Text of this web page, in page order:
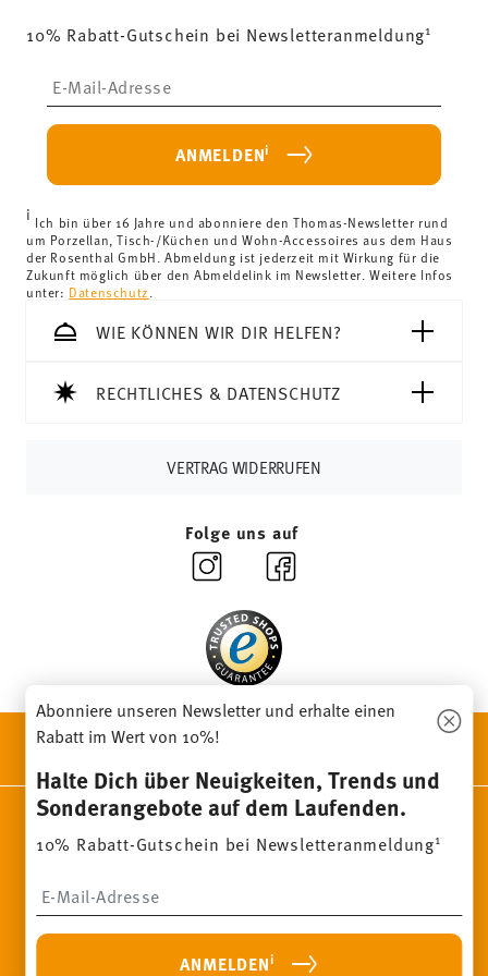
(ausgenommen Lieferungen ins Vereinigte Königreich)
Lieferkosten unter 69,90 €:
weniger als 69,90 € beträgt, fallen Versandkosten an. Für
Deutschland betragen diese 4,90 €. Für alle anderen
Länder können Sie die Lieferkostenhier einsehen
Vereinigtes Königreich:Für Lieferungen ins Vereinigte
Königreich liegt der Mindestbestellwert bei £135, die
Lieferung erfolgt versandkostenfrei.
Schweiz:Lieferungen in die Schweiz sind ab 69,90 CHF
versandkostenfrei. Unter einem Bestellwert von 69,90
CHF liegen die Versandkosten bei 36,90 CHF.
sobald Ihr Paket auf die Reise geht.
Lieferzeit innerhalb Deutschlands:3-5 Werktage für
hier einsehen.
10% Rabatt-Gutschein bei Newsletteranmeldung1
ANMELDENi
i Ich bin über 16 Jahre und abonniere den Thomas-Newsletter rund
um Porzellan, Tisch-/Küchen und Wohn-Accessoires aus dem Haus
der Rosenthal GmbH. Abmeldung ist jederzeit mit Wirkung für die
Zukunft möglich über den Abmeldelink im Newsletter. Weitere Infos
unter: Datenschutz
WIE KÖNNEN WIR DIR HELFEN?
RECHTLICHES & DATENSCHUTZ
VERTRAG WIDERRUFEN
Folge uns auf
ENTDECKE UNSERE MARKEN
Homepage AGB Datenschutzhinweise
Impressum
Cookie-Einwilligung ändern
Sie können den Code bei Ihrem nächsten Einkauf direkt im
Bestellprozess eingeben. Eine Kombination mit anderen
Gutscheinen/ Rabattaktionen ist nicht möglich. Der Gutschein ist
nicht im Nachhinein verrechenbar. Keine Barauszahlung, Restbetrag
Abonniere unseren Newsletter und erhalte einen
Rabatt im Wert von 10%!
Halte Dich über Neuigkeiten, Trends und
Sonderangebote auf dem Laufenden.
10% Rabatt-Gutschein bei Newsletteranmeldung1
ANMELDENi